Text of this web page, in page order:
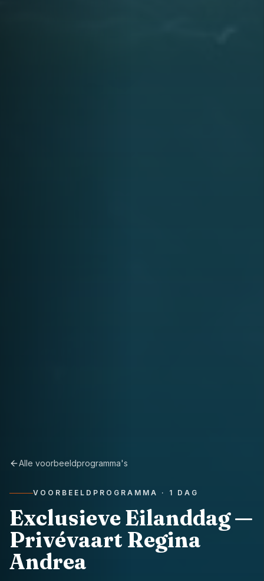
Alle voorbeeldprogramma's
VOORBEELDPROGRAMMA · 1 DAG
Exclusieve Eilanddag —
Privévaart Regina
Andrea